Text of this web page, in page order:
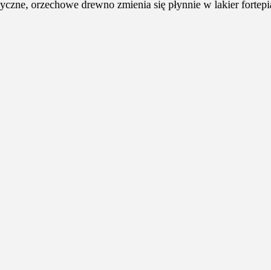
orzechowe drewno zmienia się płynnie w lakier